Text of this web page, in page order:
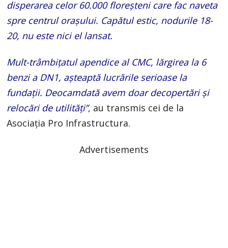
disperarea celor 60.000 floreșteni care fac naveta
spre centrul orașului. Capătul estic, nodurile 18-
20, nu este nici el lansat.
Mult-trâmbițatul apendice al CMC, lărgirea la 6
benzi a DN1, așteaptă lucrările serioase la
fundații. Deocamdată avem doar decopertări și
relocări de utilități”, au transmis cei de la
Asociația Pro Infrastructura.
Advertisements